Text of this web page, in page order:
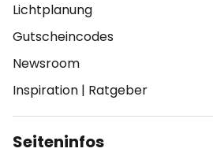
Lichtplanung
Gutscheincodes
Newsroom
Inspiration | Ratgeber
Seiteninfos